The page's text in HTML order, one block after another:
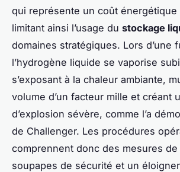
qui représente un coût énergétique
limitant ainsi l’usage du stockage
domaines stratégiques. Lors d’une
l’hydrogène liquide se vaporise
s’exposant à la chaleur ambiante,
volume d’un facteur mille et créant
d’explosion sévère, comme l’a
de Challenger. Les procédures
comprennent donc des mesures
soupapes de sécurité et un